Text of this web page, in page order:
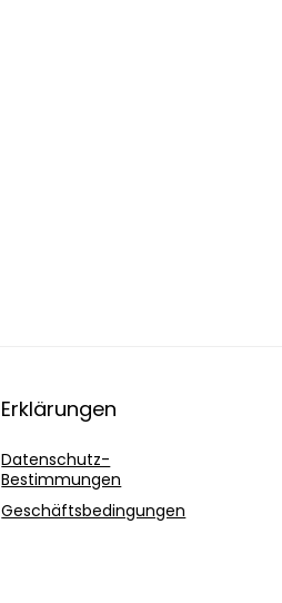
Erklärungen
Datenschutz-
Bestimmungen
Geschäftsbedingungen